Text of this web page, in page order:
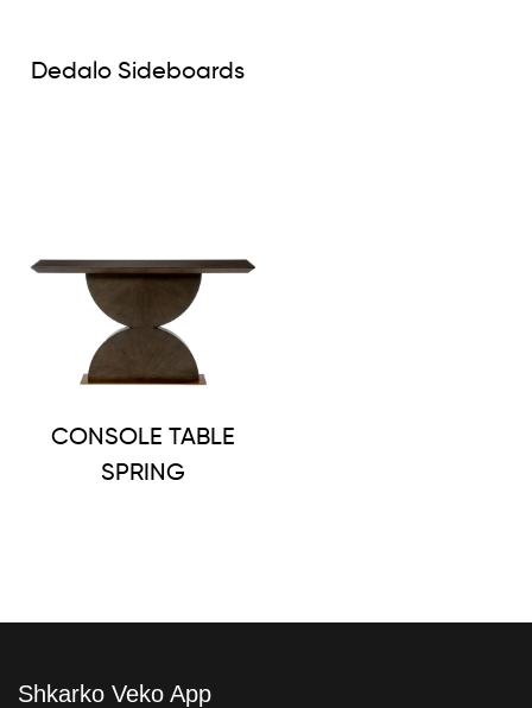
Dedalo Sideboards
CONSOLE TABLE
SPRING
Shkarko Veko App